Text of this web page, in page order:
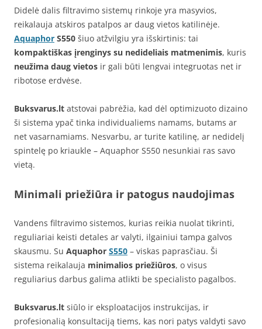
Didelė dalis filtravimo sistemų rinkoje yra masyvios,
reikalauja atskiros patalpos ar daug vietos katilinėje.
Aquaphor S550 šiuo atžvilgiu yra išskirtinis: tai
kompaktiškas įrenginys su nedideliais matmenimis, kuris
neužima daug vietos ir gali būti lengvai integruotas net ir
ribotose erdvėse.
Buksvarus.lt atstovai pabrėžia, kad dėl optimizuoto dizaino
ši sistema ypač tinka individualiems namams, butams ar
net vasarnamiams. Nesvarbu, ar turite katilinę, ar nedidelį
spintelę po kriaukle – Aquaphor S550 nesunkiai ras savo
vietą.
Minimali priežiūra ir patogus naudojimas
Vandens filtravimo sistemos, kurias reikia nuolat tikrinti,
reguliariai keisti detales ar valyti, ilgainiui tampa galvos
skausmu. Su Aquaphor S550 – viskas paprasčiau. Ši
sistema reikalauja minimalios priežiūros, o visus
reguliarius darbus galima atlikti be specialisto pagalbos.
Buksvarus.lt siūlo ir eksploatacijos instrukcijas, ir
profesionalią konsultaciją tiems, kas nori patys valdyti savo